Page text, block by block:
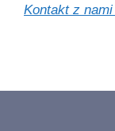
Kontakt z